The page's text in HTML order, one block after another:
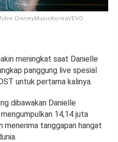
DisneyMusicKoreaVEVO
meningkat saat Danielle
panggung live spesial
untuk pertama kalinya.
dibawakan Danielle
14,14 juta
menerima tanggapan hangat